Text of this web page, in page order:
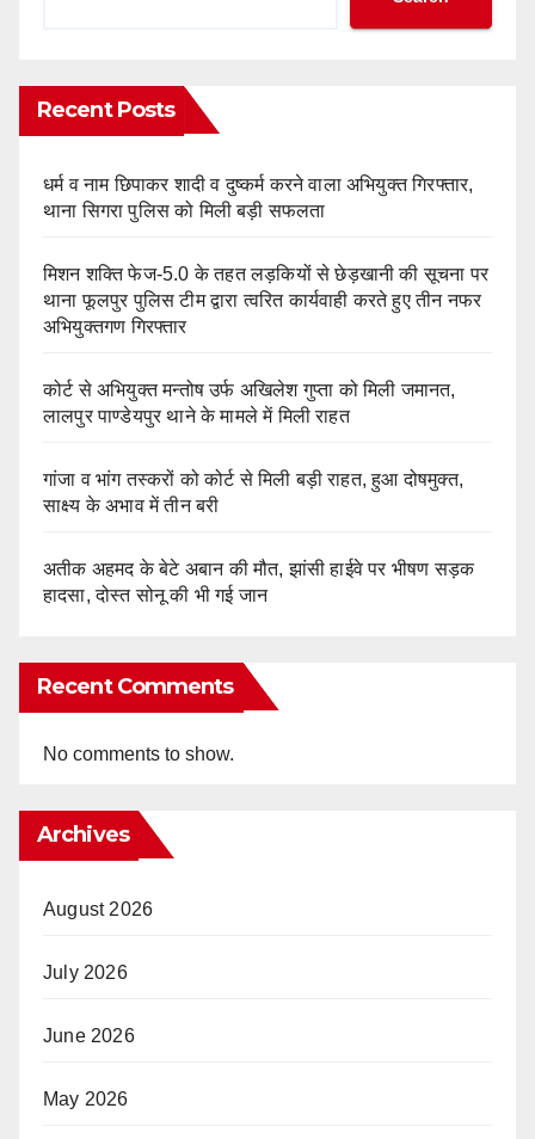
Recent Posts
धर्म व नाम छिपाकर शादी व दुष्कर्म करने वाला अभियुक्त गिरफ्तार,
थाना सिगरा पुलिस को मिली बड़ी सफलता
मिशन शक्ति फेज-5.0 के तहत लड़कियों से छेड़खानी की सूचना पर
थाना फूलपुर पुलिस टीम द्वारा त्वरित कार्यवाही करते हुए तीन नफर
अभियुक्तगण गिरफ्तार
कोर्ट से अभियुक्त मन्तोष उर्फ अखिलेश गुप्ता को मिली जमानत,
लालपुर पाण्डेयपुर थाने के मामले में मिली राहत
गांजा व भांग तस्करों को कोर्ट से मिली बड़ी राहत, हुआ दोषमुक्त,
साक्ष्य के अभाव में तीन बरी
अतीक अहमद के बेटे अबान की मौत, झांसी हाईवे पर भीषण सड़क
हादसा, दोस्त सोनू की भी गई जान
Recent Comments
No comments to show.
Archives
August 2026
July 2026
June 2026
May 2026